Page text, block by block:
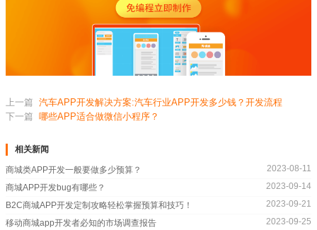
上一篇 汽车APP开发解决方案:汽车行业APP开发多少钱？开发流程
下一篇 哪些APP适合做微信小程序？
相关新闻
商城类APP开发一般要做多少预算？
2023-08-11
商城APP开发bug有哪些？
2023-09-14
B2C商城APP开发定制攻略轻松掌握预算和技巧！
2023-09-21
移动商城app开发者必知的市场调查报告
2023-09-25